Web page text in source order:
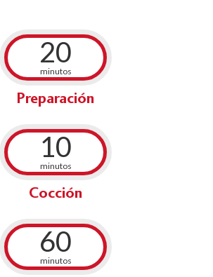
20
minutos
Preparación
10
minutos
Cocción
60
minutos